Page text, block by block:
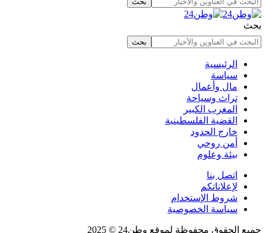
بحث
الرئيسية
سياسة
مال وأعمال
تراث وسياحة
المغرب الكبير
القضية الفلسطينية
خارج الحدود
أمن روحي
بيئة وعلوم
اتصل بنا
لإعلاناتكم
شروط الإستخدام
سياسة الخصوصية
جميع الحقوق محفوظة لموقع وطن24 © 2025